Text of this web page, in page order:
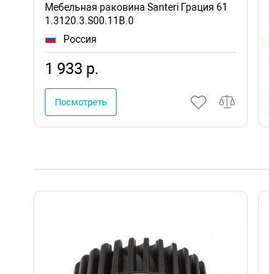
Мебельная раковина Santeri Грация 61
1.3120.3.S00.11B.0
Россия
1 933 р.
Посмотреть